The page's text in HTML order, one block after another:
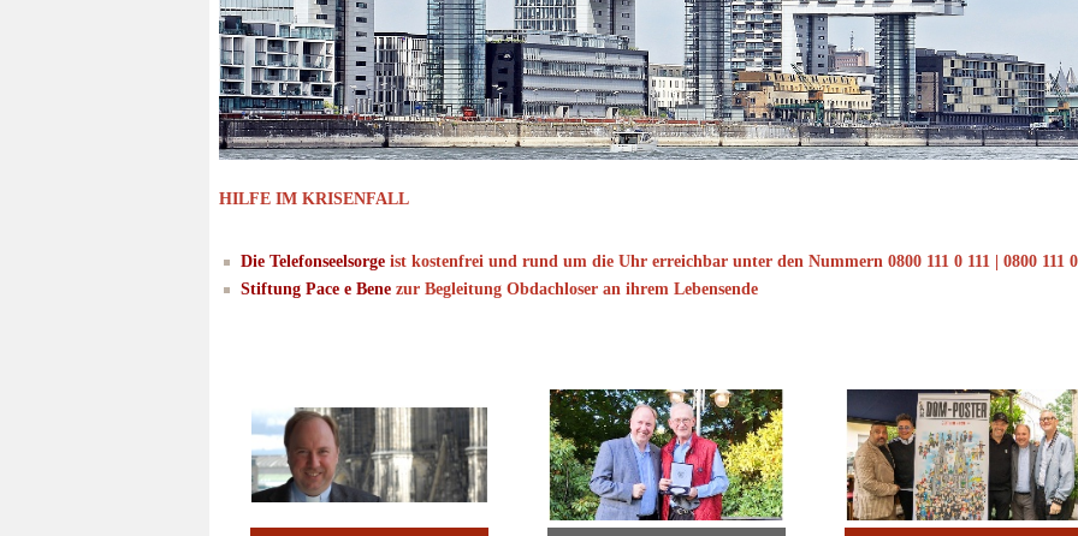
HILFE IM KRISENFALL
Die Telefonseelsorge ist kostenfrei und rund um die Uhr erreichbar unter den Nummern 0800 111 0 111 | 0800 111 0
Stiftung Pace e Bene zur Begleitung Obdachloser an ihrem Lebensende